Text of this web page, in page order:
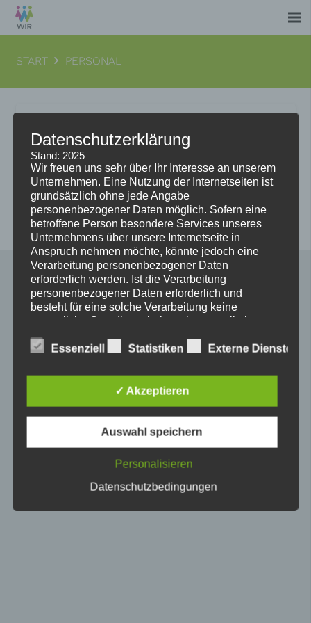
START PERSONAL
Eva Kranabetter
Weiterlesen
Datenschutzerklärung
Stand: 2025
Wir freuen uns sehr über Ihr Interesse an unserem
Unternehmen. Eine Nutzung der Internetseiten ist
grundsätzlich ohne jede Angabe
personenbezogener Daten möglich. Sofern eine
betroffene Person besondere Services unseres
Unternehmens über unsere Internetseite in
Anspruch nehmen möchte, könnte jedoch eine
Verarbeitung personenbezogener Daten
erforderlich werden. Ist die Verarbeitung
personenbezogener Daten erforderlich und
besteht für eine solche Verarbeitung keine
gesetzliche Grundlage, holen wir generell eine
Einwilligung der betroffenen Person ein.
akzeptieren möchten.
Allgemeine Cookies
Die nachfolgenden Cookies zählen zu den technisch
notwendigen Cookies.
Cookies von WordPress
Essenziell Statistiken Externe Dienste
✓ Akzeptieren
Auswahl speichern
Personalisieren
Datenschutzbedingungen